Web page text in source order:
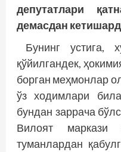
депутатлари
демасдан
Бунинг устига,
қўйилгандек,
борган меҳмонлар
ўз ходимлари
бундан заррача
Вилоят маркази
туманлардан